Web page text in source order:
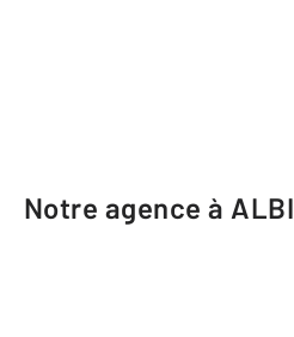
Notre agence à ALBI